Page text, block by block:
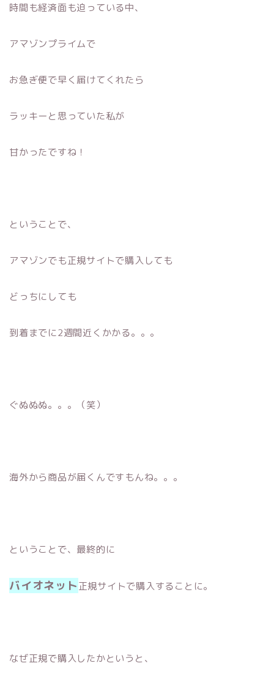
時間も経済面も迫っている中、
アマゾンプライムで
お急ぎ便で早く届けてくれたら
ラッキーと思っていた私が
甘かったですね！
ということで、
アマゾンでも正規サイトで購入しても
どっちにしても
到着までに2週間近くかかる。。。
ぐぬぬぬ。。。（笑）
海外から商品が届くんですもんね。。。
ということで、最終的に
バイオネット正規サイトで購入することに。
なぜ正規で購入したかというと、